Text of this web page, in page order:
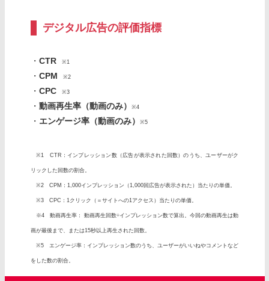
デジタル広告の評価指標
・ CTR※1
・ CPM ※2
・ CPC※3
・ 動画再生率（動画のみ） ※4
・ エンゲージ率（動画のみ） ※5
※1 CTR：インプレッション数（広告が表示された回数）のうち、ユーザーがク
リックした回数の割合。
※2 CPM：1,000インプレッション（1,000回広告が表示された）当たりの単価。
※3 CPC：1クリック（＝サイトへの1アクセス）当たりの単価。
※4 動画再生率： 動画再生回数÷インプレッション数で算出。今回の動画再生は動
画が最後まで、または15秒以上再生された回数。
※5 エンゲージ率：インプレッション数のうち、ユーザーがいいねやコメントなど
をした数の割合。